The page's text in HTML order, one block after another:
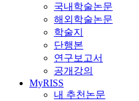
국내학술논문
해외학술논문
학술지
단행본
연구보고서
공개강의
MyRISS
내 추천논문